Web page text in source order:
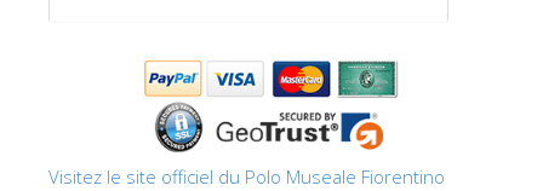
Visitez le site officiel du Polo Museale Fiorentino